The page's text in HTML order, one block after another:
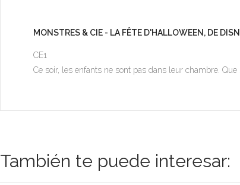
MONSTRES & CIE - LA FÊTE D'HALLOWEEN, DE
CE1
Ce soir, les enfants ne sont pas dans leur chambre.
También te puede interesar: